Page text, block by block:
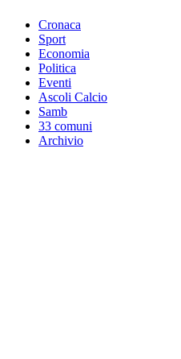
Cronaca
Sport
Economia
Politica
Eventi
Ascoli Calcio
Samb
33 comuni
Archivio